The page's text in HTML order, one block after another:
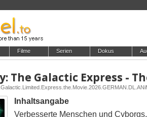
Filme Serien Dokus
The Galactic Express -
Inhaltsangabe
Verbesserte Menschen und